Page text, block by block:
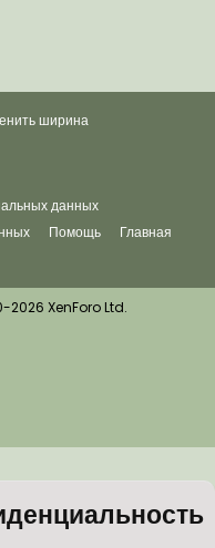
ширина
данных
Помощь Главная
2026 XenForo Ltd.